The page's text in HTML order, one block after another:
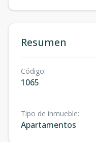
Resumen
Código:
1065
Tipo de inmueble:
Apartamentos